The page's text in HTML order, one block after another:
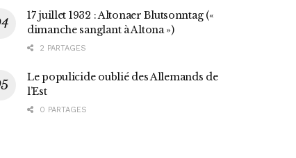
17 juillet 1932 : Altonaer Blutsonntag («
dimanche sanglant à Altona »)
2 PARTAGES
Le populicide oublié des Allemands de
l’Est
0 PARTAGES